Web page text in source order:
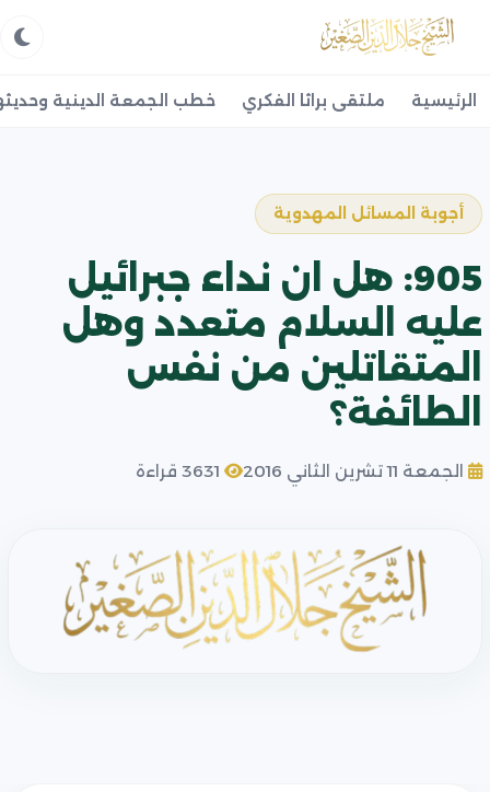
الرئيسية ملتقى براثا الفكري خطب الجمعة الدينية
أجوبة المسائل المهدوية
905: هل ان نداء جبرائيل
عليه السلام متعدد وهل
المتقاتلين من نفس
الطائفة؟
الجمعة 11 تشرين الثاني 2016